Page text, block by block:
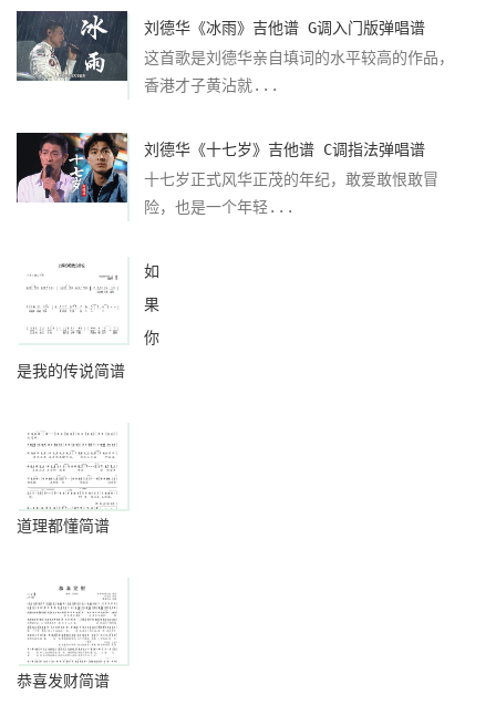
刘德华《冰雨》吉他谱 G调入门版弹唱谱
这首歌是刘德华亲自填词的水平较高的作品，
香港才子黄沾就...
刘德华《十七岁》吉他谱 C调指法弹唱谱
十七岁正式风华正茂的年纪，敢爱敢恨敢冒
险，也是一个年轻...
如
果
你
是我的传说简谱
道理都懂简谱
恭喜发财简谱